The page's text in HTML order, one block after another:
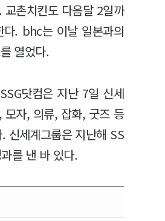
촌치킨도 다음달 2일까
. bhc는 이날 일본과의
열었다.
닷컴은 지난 7일 신세
모자, 의류, 잡화, 굿즈 등
신세계그룹은 지난해 SS
를 낸 바 있다.